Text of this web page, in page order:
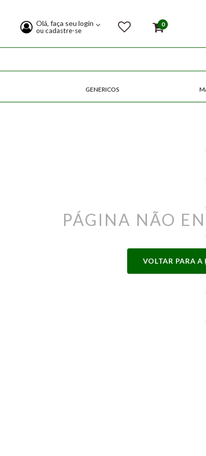
Olá, faça seu login
ou cadastre-se
0
GENERICOS
PÁGINA NÃO
VOLTAR PARA A